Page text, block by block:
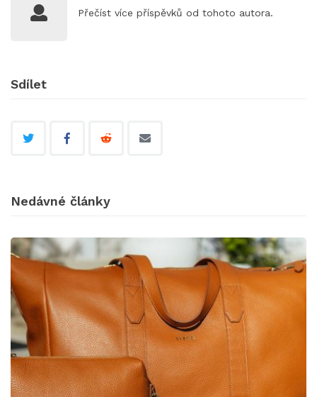
Přečíst více příspěvků od tohoto autora.
Sdílet
Nedávné články